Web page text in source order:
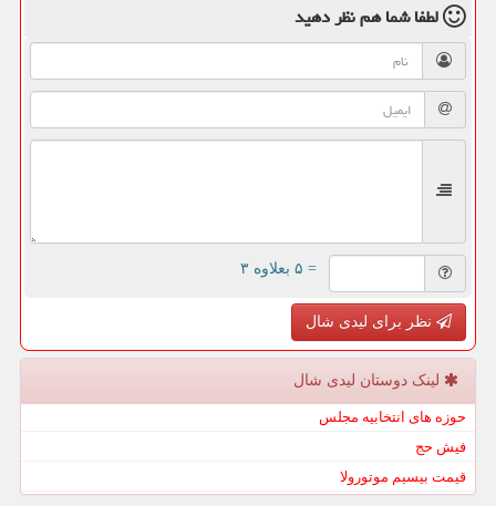
لطفا شما همنظر دهید
= ۵ بعلاوه ۳
نظر برای لیدی شال
لینک دوستان لیدی شال
حوزه های انتخابیه مجلس
فیش حج
قیمت بیسیم موتورولا